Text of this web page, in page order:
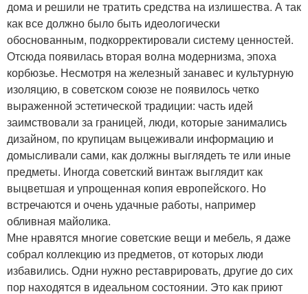
дома и решили не тратить средства на излишества. А так
как все должно было быть идеологически
обоснованным, подкорректировали систему ценностей.
Отсюда появилась вторая волна модернизма, эпоха
корбюзье. Несмотря на железный занавес и культурную
изоляцию, в советском союзе не появилось четко
выраженной эстетической традиции: часть идей
заимствовали за границей, люди, которые занимались
дизайном, по крупицам выцеживали информацию и
домысливали сами, как должны выглядеть те или иные
предметы. Иногда советский винтаж выглядит как
выцветшая и упрощенная копия европейского. Но
встречаются и очень удачные работы, например
обливная майолика.
Мне нравятся многие советские вещи и мебель, я даже
собрал коллекцию из предметов, от которых люди
избавились. Одни нужно реставрировать, другие до сих
пор находятся в идеальном состоянии. Это как приют